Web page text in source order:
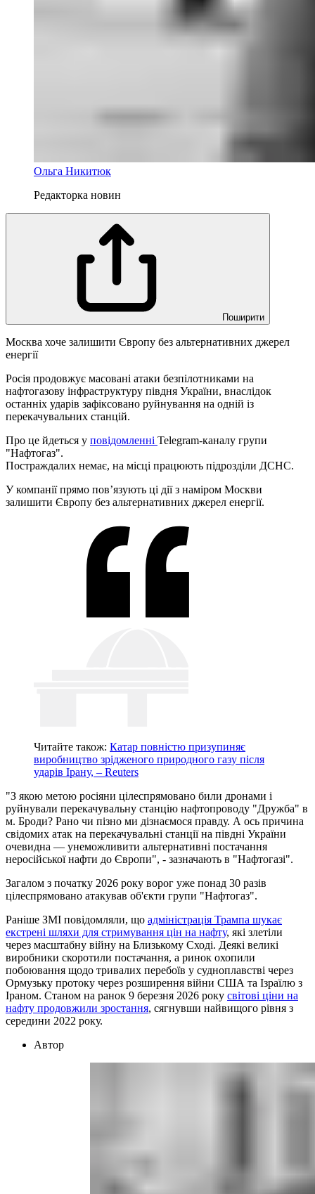
Ольга Никитюк
Редакторка новин
Поширити
Москва хоче залишити Європу без альтернативних джерел
енергії
Росія продовжує масовані атаки безпілотниками на
нафтогазову інфраструктуру півдня України, внаслідок
останніх ударів зафіксовано руйнування на одній із
перекачувальних станцій.
Про це йдеться у повідомленні Telegram-каналу групи
"Нафтогаз".
Постраждалих немає, на місці працюють підрозділи ДСНС.
У компанії прямо пов’язують ці дії з наміром Москви
залишити Європу без альтернативних джерел енергії.
Читайте також: Катар повністю призупиняє
виробництво зрідженого природного газу після
ударів Ірану, – Reuters
"З якою метою росіяни цілеспрямовано били дронами і
руйнували перекачувальну станцію нафтопроводу "Дружба" в
м. Броди? Рано чи пізно ми дізнаємося правду. А ось причина
свідомих атак на перекачувальні станції на півдні України
очевидна — унеможливити альтернативні постачання
неросійської нафти до Європи", - зазначають в "Нафтогазі".
Загалом з початку 2026 року ворог уже понад 30 разів
цілеспрямовано атакував об'єкти групи "Нафтогаз".
Раніше ЗМІ повідомляли, що адміністрація Трампа шукає
екстрені шляхи для стримування цін на нафту, які злетіли
через масштабну війну на Близькому Сході. Деякі великі
виробники скоротили постачання, а ринок охопили
побоювання щодо тривалих перебоїв у судноплавстві через
Ормузьку протоку через розширення війни США та Ізраїлю з
Іраном. Станом на ранок 9 березня 2026 року світові ціни на
нафту продовжили зростання, сягнувши найвищого рівня з
середини 2022 року.
Автор